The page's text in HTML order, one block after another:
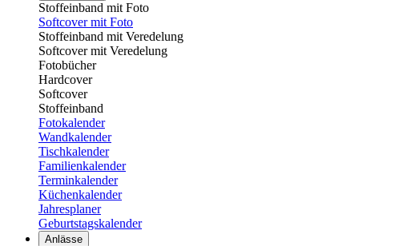
Stoffeinband mit Foto
Softcover mit Foto
Stoffeinband mit Veredelung
Softcover mit Veredelung
Fotobücher
Hardcover
Softcover
Stoffeinband
Fotokalender
Wandkalender
Tischkalender
Familienkalender
Terminkalender
Küchenkalender
Jahresplaner
Geburtstagskalender
Anlässe